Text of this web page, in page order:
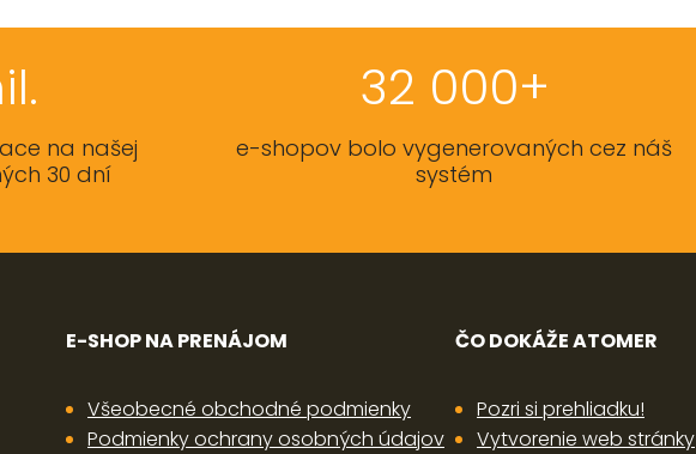
na našej
30 dní
32 000+
e-shopov bolo vygenerovaných cez náš
systém
E-SHOP NA PRENÁJOM
Všeobecné obchodné podmienky
Podmienky ochrany osobných údajov
ČO DOKÁŽE ATOMER
Pozri si prehliadku!
Vytvorenie web stránky